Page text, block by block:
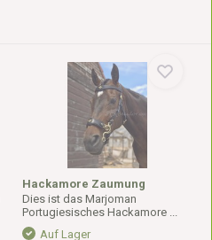
Hackamore Zaumung
Dies ist das Marjoman
Portugiesisches Hackamore ...
Auf Lager